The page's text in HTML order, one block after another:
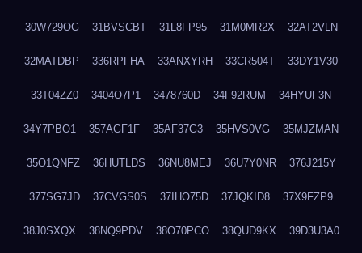
30W729OG 31BVSCBT 31L8FP95 31M0MR2X 32AT2VLN
32MATDBP 336RPFHA 33ANXYRH 33CR504T 33DY1V30
33T04ZZ0 3404O7P1 3478760D 34F92RUM 34HYUF3N
34Y7PBO1 357AGF1F 35AF37G3 35HVS0VG 35MJZMAN
35O1QNFZ 36HUTLDS 36NU8MEJ 36U7Y0NR 376J215Y
377SG7JD 37CVGS0S 37IHO75D 37JQKID8 37X9FZP9
38J0SXQX 38NQ9PDV 38O70PCO 38QUD9KX 39D3U3A0